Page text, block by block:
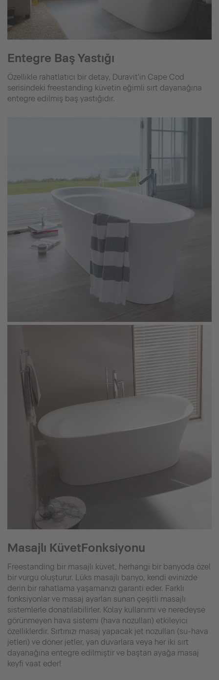
Entegre Baş Yastığı
Özellikle rahatlatıcı bir detay, Duravit'in Cape Cod
serisindeki freestanding küvetin eğimli sırt dayanağına
entegre edilmiş baş yastığıdır.
Masajlı KüvetFonksiyonu
Freestanding bir masajlı küvet, herhangi bir banyoda özel
bir vurgu oluşturur. Lüks masajlı banyo, kendi evinizde
derin bir rahatlama yaşamanızı garanti eder. Farklı
fonksiyonlar ve masaj ayarları sunan çeşitli masajlı
sistemlerle donatılabilirler. Kolay kullanımı ve neredeyse
görünmeyen hava sistemi (hava nozulları) etkileyici
özelliklerdir. Sırtınızı masaj yapacak jet nozulları (su-hava
jetleri) ve döner jetler, yan duvarlara veya her iki sırt
dayanağına entegre edilmiştir ve baştan ayağa masaj
keyfi vaat eder!